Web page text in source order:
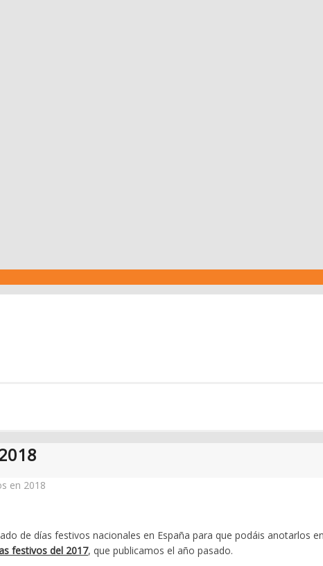
en 2018
de días festivos nacionales en España para que podáis anotarlos
festivos del 2017, que publicamos el año pasado.